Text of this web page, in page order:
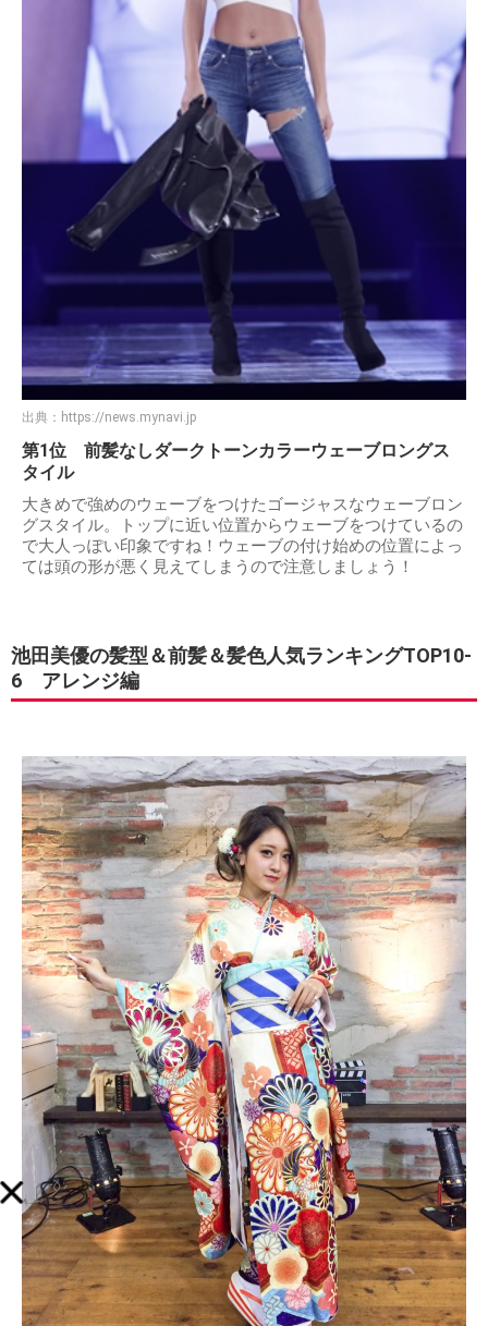
出典： https://news.mynavi.jp
第1位 前髪なしダークトーンカラーウェーブロングス
タイル
大きめで強めのウェーブをつけたゴージャスなウェーブロン
グスタイル。トップに近い位置からウェーブをつけているの
で大人っぽい印象ですね！ウェーブの付け始めの位置によっ
ては頭の形が悪く見えてしまうので注意しましょう！
池田美優の髪型＆前髪＆髪色人気ランキングTOP10-
6 アレンジ編